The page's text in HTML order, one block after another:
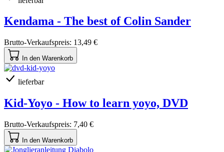
Kendama - The best of Colin Sander
Brutto-Verkaufspreis: 13,49 €
In den Warenkorb
lieferbar
Kid-Yoyo - How to learn yoyo, DVD
Brutto-Verkaufspreis: 7,40 €
In den Warenkorb